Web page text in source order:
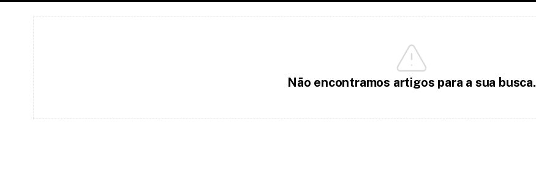
Não encontramos artigos para a sua busca.